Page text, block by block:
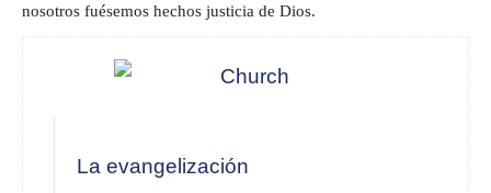
nosotros fuésemos hechos justicia de Dios.
La evangelización